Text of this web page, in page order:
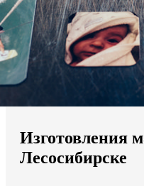
Мы доставляем по всему
Продолжить без города
Изготовления
Лесосибирске